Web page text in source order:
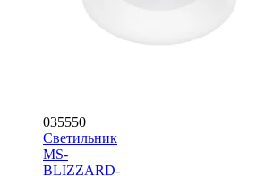
035550
Светильник
MS-
BLIZZARD-